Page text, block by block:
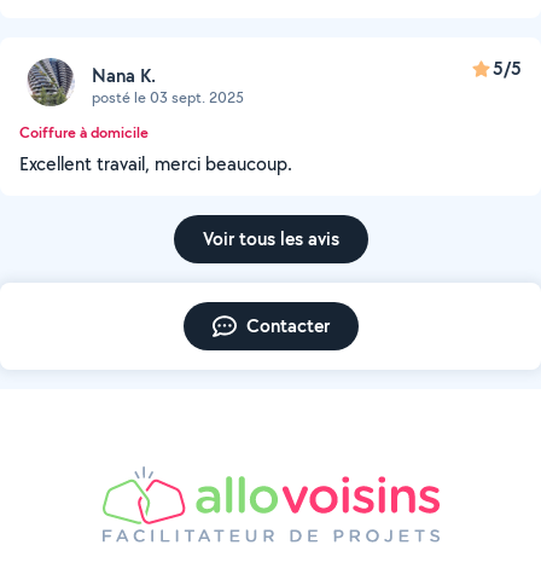
Nana K.
posté le 03 sept. 2025
5/5
Coiffure à domicile
Excellent travail, merci beaucoup.
Voir tous les avis
Contacter